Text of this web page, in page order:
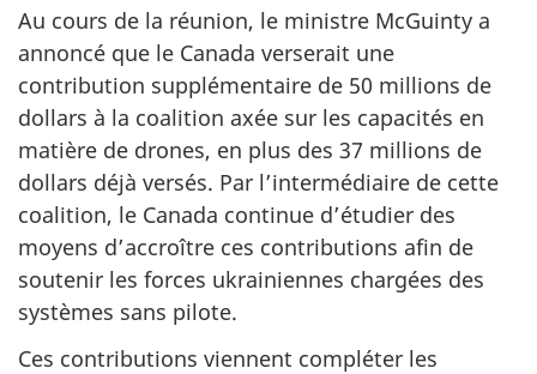
Au cours de la réunion, le ministre McGuinty a
annoncé que le Canada verserait une
contribution supplémentaire de 50 millions de
dollars à la coalition axée sur les capacités en
matière de drones, en plus des 37 millions de
dollars déjà versés. Par l’intermédiaire de cette
coalition, le Canada continue d’étudier des
moyens d’accroître ces contributions afin de
soutenir les forces ukrainiennes chargées des
systèmes sans pilote.
Ces contributions viennent compléter les